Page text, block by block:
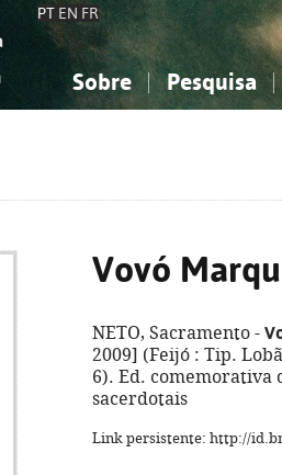
PT EN FR
Sobre Pesquisa
Vovó
NETO, Sacramento -
2009] (Feijó : Tip.
6). Ed. comemorativa
sacerdotais
Link persistente: http://